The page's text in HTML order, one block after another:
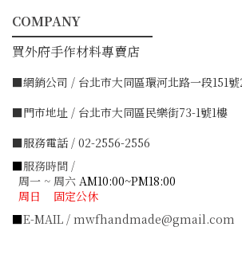
COMPANY
━━━━━━━━━━━
買外府手作材料專賣店
■網銷公司 / 台北市大同區環河北路一段151
■門市地址 / 台北市大同區民樂街73-1號1樓
■服務電話 / 02-2556-2556
■服務時間 /
周一 ~ 周六 AM10:00~PM18:00
周日 固定公休
■E-MAIL / mwfhandmade@gmail.com